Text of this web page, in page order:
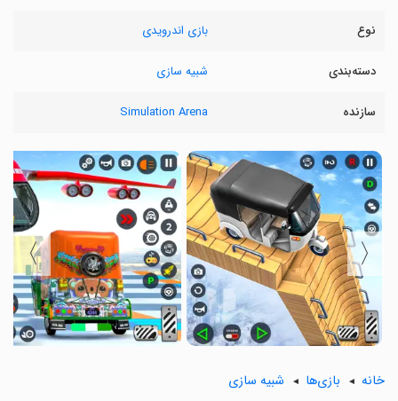
نوع بازی اندرویدی
دسته‌بندی شبیه سازی
سازنده Simulation Arena
〈
〉
خانه بازی‌ها شبیه سازی